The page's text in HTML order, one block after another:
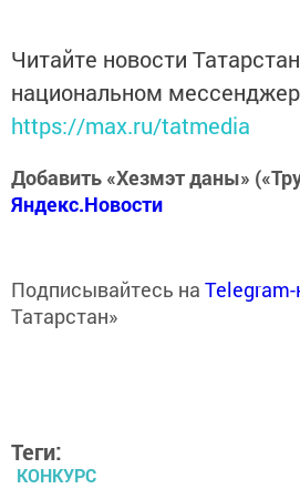
Читайте новости
национальном
https://max.ru/tatmedia
Добавить «Хезмэт даны»
Яндекс.Новости
Подписывайтесь на
Татарстан»
Теги:
КОНКУРС